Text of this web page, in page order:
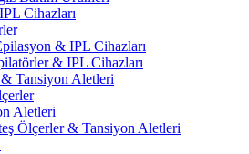
Cihazları
& IPL Cihazları
& IPL Cihazları
Tansiyon Aletleri
Aletleri
Ölçerler & Tansiyon Aletleri